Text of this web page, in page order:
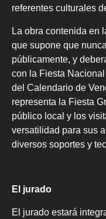
referentes culturales
La obra contenida en
que supone que
públicamente, y
con la Fiesta
del Calendario de
representa la Fiesta
público local y los
versatilidad para sus
diversos soportes y
El jurado
El jurado estará